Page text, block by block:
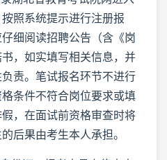
照系统提示进行注册报
细阅读招聘公告（含《岗
，如实填写相关信息，并
责。笔试报名环节不进行
条件不符合岗位要求或填
，在面试前资格审查时将
后果由考生本人承担。